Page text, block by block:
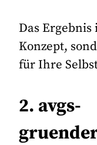
Das
Konzept,
für Ihre
2. avgs-